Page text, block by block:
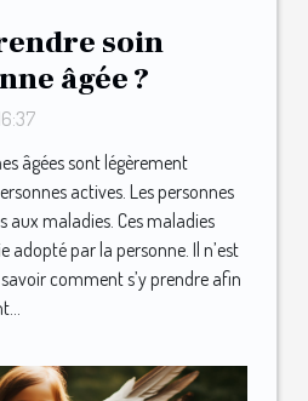
soin
âgée ?
âgées sont légèrement
actives. Les personnes
aux maladies. Ces maladies
adopté par la personne. Il n’est
comment s’y prendre afin